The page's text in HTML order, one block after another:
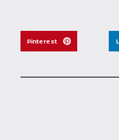
Pinterest